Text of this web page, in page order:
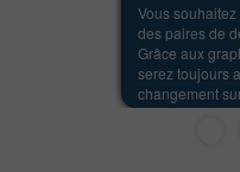
Vous
des paires de
Grâce aux
serez toujours
changement